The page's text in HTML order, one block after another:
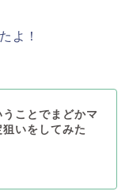
よ！
うことでまどかマ
いをしてみた